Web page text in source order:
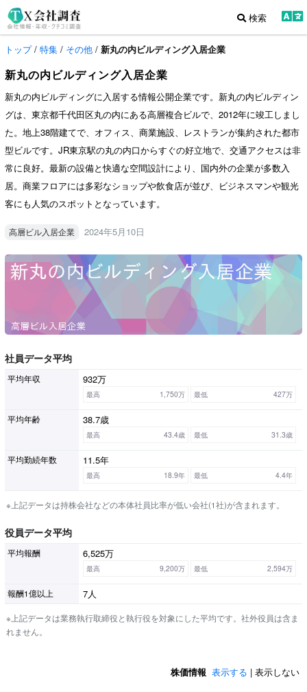
検索
トップ/ 特集 / その他 / 新丸の内ビルディング入居企業
新丸の内ビルディング入居企業
新丸の内ビルディングに入居する情報公開企業です。新丸の内ビルディン
グは、東京都千代田区丸の内にある高層複合ビルで、2012年に竣工しまし
た。地上38階建てで、オフィス、商業施設、レストランが集約された都市
型ビルです。JR東京駅の丸の内口からすぐの好立地で、交通アクセスは非
常に良好。最新の設備と快適な空間設計により、国内外の企業が多数入
居。商業フロアには多彩なショップや飲食店が並び、ビジネスマンや観光
客にも人気のスポットとなっています。
高層ビル入居企業 2024年5月10日
社員データ平均
平均年収 932万
最高 1,750万 最低 427万
平均年齢 38.7歳
最高 43.4歳 最低 31.3歳
平均勤続年数 11.5年
最高 18.9年 最低 4.4年
※上記データは持株会社などの本体社員比率が低い会社(1社)が含まれます。
役員データ平均
平均報酬 6,525万
最高 9,200万 最低 2,594万
報酬1億以上 7人
※上記データは業務執行取締役と執行役を対象にした平均です。社外役員は含ま
れません。
株価情報 表示する | 表示しない